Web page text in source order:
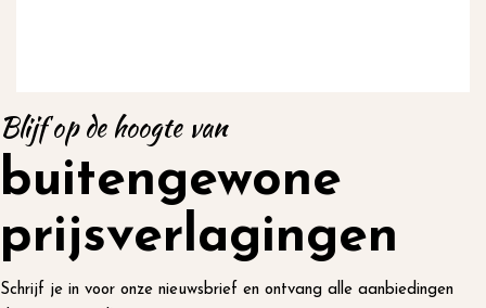
Blijf op de hoogte van
buitengewone
prijsverlagingen
Schrijf je in voor onze nieuwsbrief en ontvang alle aanbiedingen